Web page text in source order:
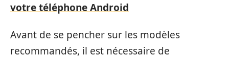
votre téléphone Android
Avant de se pencher sur les modèles
recommandés, il est nécessaire de